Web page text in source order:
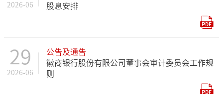
2026-06
股息安排
29
2026-06
公告及通告
徽商银行股份有限公司董事会审计委员会工作规
则